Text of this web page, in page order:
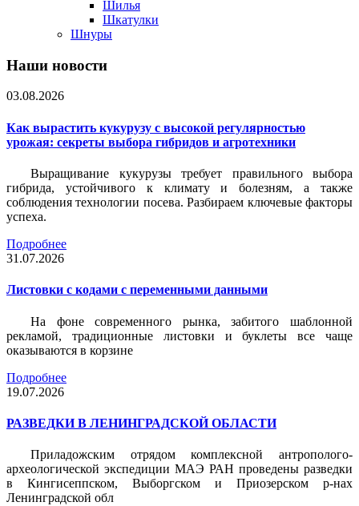
Шилья
Шкатулки
Шнуры
Наши новости
03.08.2026
Как вырастить кукурузу с высокой регулярностью
урожая: секреты выбора гибридов и агротехники
Выращивание кукурузы требует правильного выбора
гибрида, устойчивого к климату и болезням, а также
соблюдения технологии посева. Разбираем ключевые факторы
успеха.
Подробнее
31.07.2026
Листовки c кодами с переменными данными
На фоне современного рынка, забитого шаблонной
рекламой, традиционные листовки и буклеты все чаще
оказываются в корзине
Подробнее
19.07.2026
РАЗВЕДКИ В ЛЕНИНГРАДСКОЙ ОБЛАСТИ
Приладожским отрядом комплексной антрополого-
археологической экспедиции МАЭ РАН проведены разведки
в Кингисеппском, Выборгском и Приозерском р-нах
Ленинградской обл